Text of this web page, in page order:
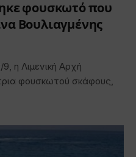
φουσκωτό που
Βουλιαγμένης
η Λιμενική Αρχή
φουσκωτού σκάφους,